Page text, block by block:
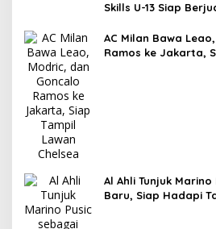
Skills U-13 Siap
AC Milan Bawa
Ramos ke Jakarta,
Al Ahli Tunjuk
Baru, Siap Hadapi